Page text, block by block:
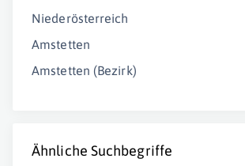
Niederösterreich
Amstetten
Amstetten (Bezirk)
Ähnliche Suchbegriffe